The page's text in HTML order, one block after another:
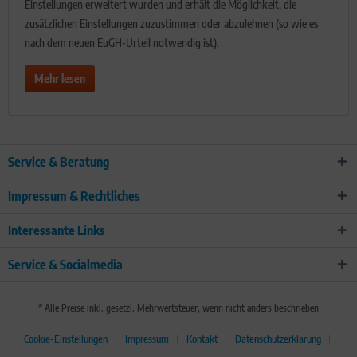
Einstellungen erweitert wurden und erhält die Möglichkeit, die
zusätzlichen Einstellungen zuzustimmen oder abzulehnen (so wie es
nach dem neuen EuGH-Urteil notwendig ist).
Mehr lesen
Service & Beratung
Impressum & Rechtliches
Interessante Links
Service & Socialmedia
* Alle Preise inkl. gesetzl. Mehrwertsteuer, wenn nicht anders beschrieben
Cookie-Einstellungen Impressum Kontakt Datenschutzerklärung